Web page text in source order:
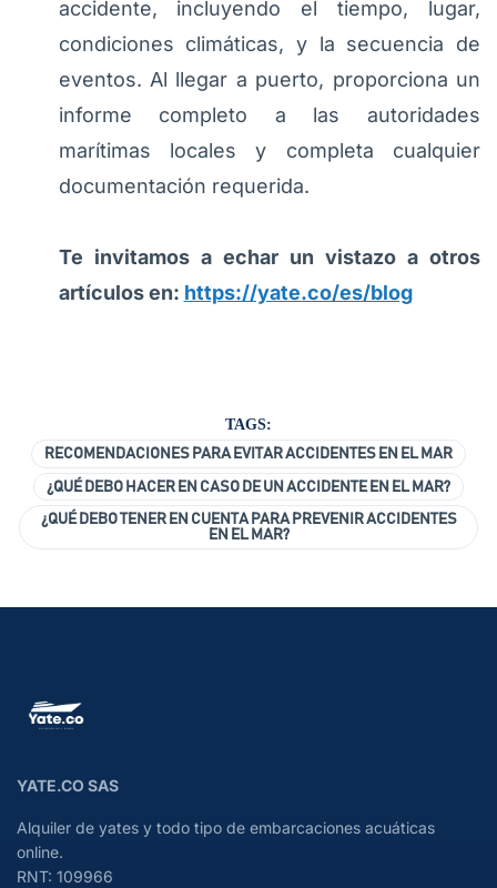
accidente, incluyendo el tiempo, lugar,
condiciones climáticas, y la secuencia de
eventos. Al llegar a puerto, proporciona un
informe completo a las autoridades
marítimas locales y completa cualquier
documentación requerida.
Te invitamos a echar un vistazo a otros
artículos en: https://yate.co/es/blog
TAGS:
RECOMENDACIONES PARA EVITAR ACCIDENTES EN EL MAR
¿QUÉ DEBO HACER EN CASO DE UN ACCIDENTE EN EL MAR?
¿QUÉ DEBO TENER EN CUENTA PARA PREVENIR ACCIDENTES
EN EL MAR?
YATE.CO SAS
Alquiler de yates y todo tipo de embarcaciones acuáticas
online.
RNT: 109966